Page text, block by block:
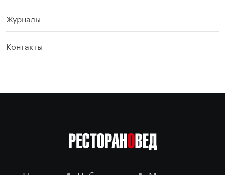
Журналы
Контакты